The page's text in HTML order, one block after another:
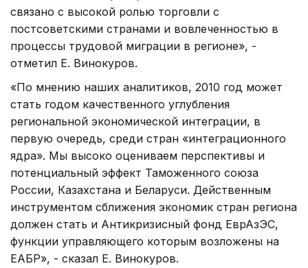
связано с высокой ролью торговли с
постсоветскими странами и вовлеченностью в
процессы трудовой миграции в регионе», -
отметил Е. Винокуров.
«По мнению наших аналитиков, 2010 год может
стать годом качественного углубления
региональной экономической интеграции, в
первую очередь, среди стран «интеграционного
ядра». Мы высоко оцениваем перспективы и
потенциальный эффект Таможенного союза
России, Казахстана и Беларуси. Действенным
инструментом сближения экономик стран региона
должен стать и Антикризисный фонд ЕврАзЭС,
функции управляющего которым возложены на
ЕАБР», - сказал Е. Винокуров.